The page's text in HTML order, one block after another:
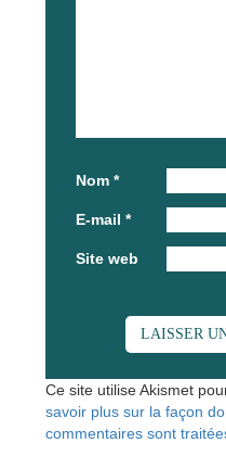
Nom *
E-mail *
Site web
Ce site utilise Akismet
savoir plus sur la façon
commentaires sont